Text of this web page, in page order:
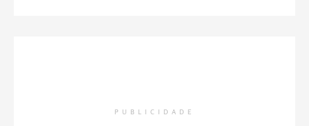
PUBLICIDADE